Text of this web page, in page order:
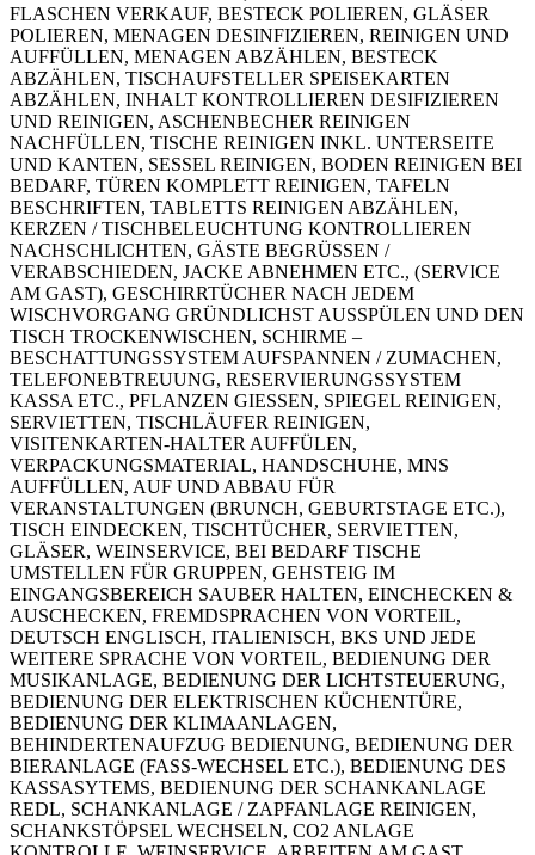
FLASCHEN VERKAUF, BESTECK POLIEREN, GLÄSER
POLIEREN, MENAGEN DESINFIZIEREN, REINIGEN UND
AUFFÜLLEN, MENAGEN ABZÄHLEN, BESTECK
ABZÄHLEN, TISCHAUFSTELLER SPEISEKARTEN
ABZÄHLEN, INHALT KONTROLLIEREN DESIFIZIEREN
UND REINIGEN, ASCHENBECHER REINIGEN
NACHFÜLLEN, TISCHE REINIGEN INKL. UNTERSEITE
UND KANTEN, SESSEL REINIGEN, BODEN REINIGEN BEI
BEDARF, TÜREN KOMPLETT REINIGEN, TAFELN
BESCHRIFTEN, TABLETTS REINIGEN ABZÄHLEN,
KERZEN / TISCHBELEUCHTUNG KONTROLLIEREN
NACHSCHLICHTEN, GÄSTE BEGRÜSSEN /
VERABSCHIEDEN, JACKE ABNEHMEN ETC., (SERVICE
AM GAST), GESCHIRRTÜCHER NACH JEDEM
WISCHVORGANG GRÜNDLICHST AUSSPÜLEN UND DEN
TISCH TROCKENWISCHEN, SCHIRME –
BESCHATTUNGSSYSTEM AUFSPANNEN / ZUMACHEN,
TELEFONEBTREUUNG, RESERVIERUNGSSYSTEM
KASSA ETC., PFLANZEN GIESSEN, SPIEGEL REINIGEN,
SERVIETTEN, TISCHLÄUFER REINIGEN,
VISITENKARTEN-HALTER AUFFÜLEN,
VERPACKUNGSMATERIAL, HANDSCHUHE, MNS
AUFFÜLLEN, AUF UND ABBAU FÜR
VERANSTALTUNGEN (BRUNCH, GEBURTSTAGE ETC.),
TISCH EINDECKEN, TISCHTÜCHER, SERVIETTEN,
GLÄSER, WEINSERVICE, BEI BEDARF TISCHE
UMSTELLEN FÜR GRUPPEN, GEHSTEIG IM
EINGANGSBEREICH SAUBER HALTEN, EINCHECKEN &
AUSCHECKEN, FREMDSPRACHEN VON VORTEIL,
DEUTSCH ENGLISCH, ITALIENISCH, BKS UND JEDE
WEITERE SPRACHE VON VORTEIL, BEDIENUNG DER
MUSIKANLAGE, BEDIENUNG DER LICHTSTEUERUNG,
BEDIENUNG DER ELEKTRISCHEN KÜCHENTÜRE,
BEDIENUNG DER KLIMAANLAGEN,
BEHINDERTENAUFZUG BEDIENUNG, BEDIENUNG DER
BIERANLAGE (FASS-WECHSEL ETC.), BEDIENUNG DES
KASSASYTEMS, BEDIENUNG DER SCHANKANLAGE
REDL, SCHANKANLAGE / ZAPFANLAGE REINIGEN,
SCHANKSTÖPSEL WECHSELN, CO2 ANLAGE